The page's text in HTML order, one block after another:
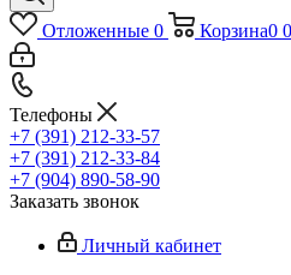
Отложенные 0 Корзина0 0
Телефоны
+7 (391) 212-33-57
+7 (391) 212-33-84
+7 (904) 890-58-90
Заказать звонок
Личный кабинет